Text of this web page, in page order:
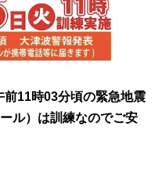
11時03分頃の緊急地震
ル）は訓練なのでご安